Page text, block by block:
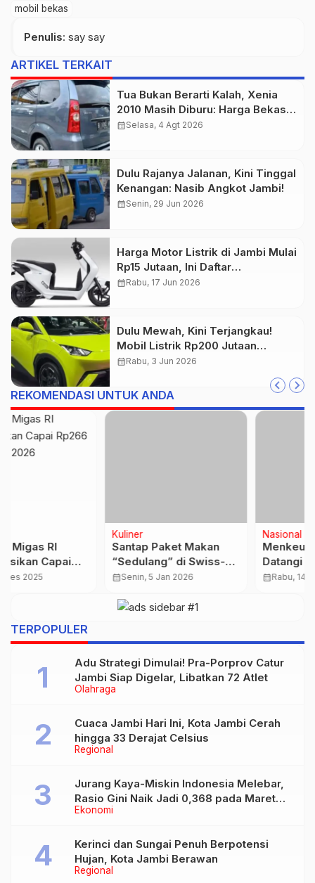
mobil bekas
Penulis: say say
ARTIKEL TERKAIT
Tua Bukan Berarti Kalah, Xenia
2010 Masih Diburu: Harga Bekas
Mulai Rp70 Jutaan
calendar_monthSelasa, 4 Agt 2026
Dulu Rajanya Jalanan, Kini Tinggal
Kenangan: Nasib Angkot Jambi!
calendar_monthSenin, 29 Jun 2026
Harga Motor Listrik di Jambi Mulai
Rp15 Jutaan, Ini Daftar
Lengkapnya
calendar_monthRabu, 17 Jun 2026
Dulu Mewah, Kini Terjangkau!
Mobil Listrik Rp200 Jutaan
Mengaspal
calendar_monthRabu, 3 Jun 2026
REKOMENDASI UNTUK ANDA
Santap Paket Makan
“Sedulang” di Swiss-
Belhotel Jambi, Hidang
calendar_monthSenin, 5 Jan 2026
Menkeu Purbaya
Datangi Kejagung,
Bahas Optimalisasi
Hukum
calendar_monthRabu, 14 Jan 2026
TERPOPULER
Olahraga
Adu Strategi Dimulai! Pra-Porprov Catur
Jambi Siap Digelar, Libatkan 72 Atlet
Regional
Cuaca Jambi Hari Ini, Kota Jambi Cerah
hingga 33 Derajat Celsius
Ekonomi
Jurang Kaya-Miskin Indonesia Melebar,
Rasio Gini Naik Jadi 0,368 pada Maret
2026
Regional
Kerinci dan Sungai Penuh Berpotensi
Hujan, Kota Jambi Berawan